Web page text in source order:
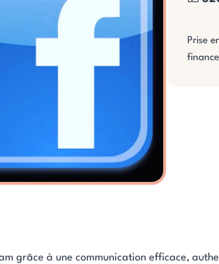
Prise
grâce à une communication efficace,